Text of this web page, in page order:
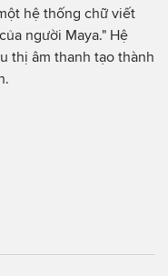
hệ thống chữ viết
người Maya." Hệ
thị âm thanh tạo thành